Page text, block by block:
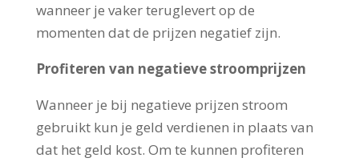
wanneer je vaker teruglevert op de
momenten dat de prijzen negatief zijn.
Profiteren van negatieve stroomprijzen
Wanneer je bij negatieve prijzen stroom
gebruikt kun je geld verdienen in plaats van
dat het geld kost. Om te kunnen profiteren